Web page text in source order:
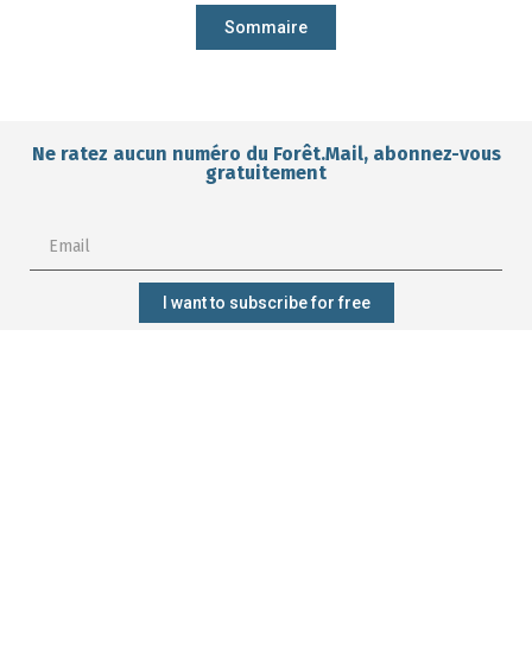
Sommaire
Ne ratez aucun numéro du Forêt.Mail, abonnez-vous
gratuitement
I want to subscribe for free